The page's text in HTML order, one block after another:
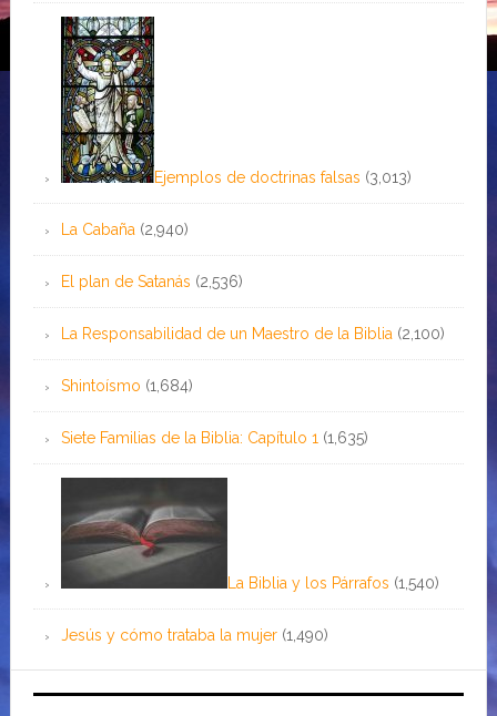
Ejemplos de doctrinas falsas (3,013)
La Cabaña (2,940)
El plan de Satanás (2,536)
La Responsabilidad de un Maestro de la Biblia (2,100)
Shintoísmo (1,684)
Siete Familias de la Biblia: Capítulo 1 (1,635)
La Biblia y los Párrafos (1,540)
Jesús y cómo trataba la mujer (1,490)